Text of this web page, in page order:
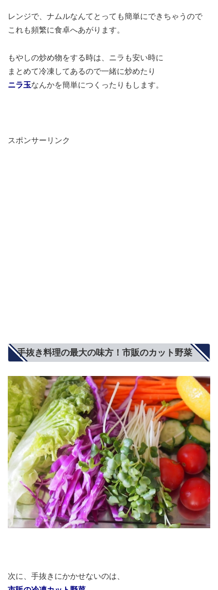
レンジで、ナムルなんてとっても簡単にできちゃうので
これも頻繁に食卓へあがります。
もやしの炒め物をする時は、ニラも安い時に
まとめて冷凍してあるので一緒に炒めたり
ニラ玉なんかを簡単につくったりもします。
スポンサーリンク
手抜き料理の最大の味方！市販のカット野菜
次に、手抜きにかかせないのは、